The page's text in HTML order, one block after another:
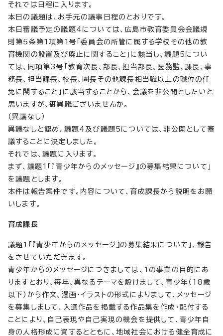
それでは日程に入ります。
本日の議題は、お手元の議事日程のとおりです。
本日審議予定の議題4については、広島市教育委員会会議規
則第5条第1項第1号「委員会の所管に属する学校その他の教
育機関の設置及び廃止に関すること」に該当し、議題5につい
ては、同項第3号「教育次長、部長、担当部長、医務監、課長、事
務長、担当課長、校長、園長その他課長相当職以上の職位の任
免に関すること」に該当することから、会議を非公開としたいと
思いますが、御異議ございませんか。
（異議なし）
異議なしと認め、議題4及び議題5については、非公開として審
議することに決定しました。
それでは、議題に入ります。
まず、議題1「『青少年からのメッセージ』の募集結果について」
を議題とします。
本件は報告案件です。内容について、育成課長から説明をお願
いします。
育成課長
議題1「『青少年からのメッセージ』の募集結果について」、報告
をさせていただきます。
青少年からのメッセージにつきましては、1の事業の目的にあ
りますとおり、毎年、異なるテーマを設けまして、青少年（18歳
以下）から作文、漫画・イラストの形式によりまして、メッセージ
を募集しまして、入選作品を掲載する作品集を作成・配付する
ことにより、自己表現や自己実現の機会を提供して、青少年自
身の人格形成に資するとともに、地域社会における健全育成に